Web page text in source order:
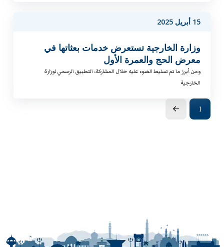
15 أبريل 2025
وزارة الخارجية تستعرض خدمات بعثاتها في
معرض الحج والعمرة الأول
ومن أبرز ما تم تسليط الضوء عليه خلال المشاركة، التطبيق الرسمي لوزارة
الخارجية
1
Prev